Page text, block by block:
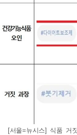
[서울=뉴시스] 식품 거